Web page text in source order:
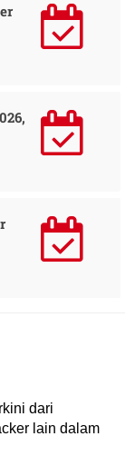
dari
lain dalam